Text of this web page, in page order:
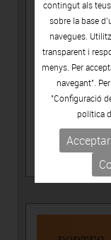
15.00€
PUBLICACIONS-
LÚA
contingut als
sobre la base
navegues.
transparent i
menys. Per
navegant".
"Configuració
política